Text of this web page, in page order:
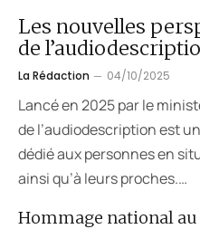
Hommage national
Les nouvelles
de
La Rédaction 04/10/2025
Lancé en 2025 par le
de l’audiodescription est
dédié aux personnes en
ainsi qu’à leurs proches.…